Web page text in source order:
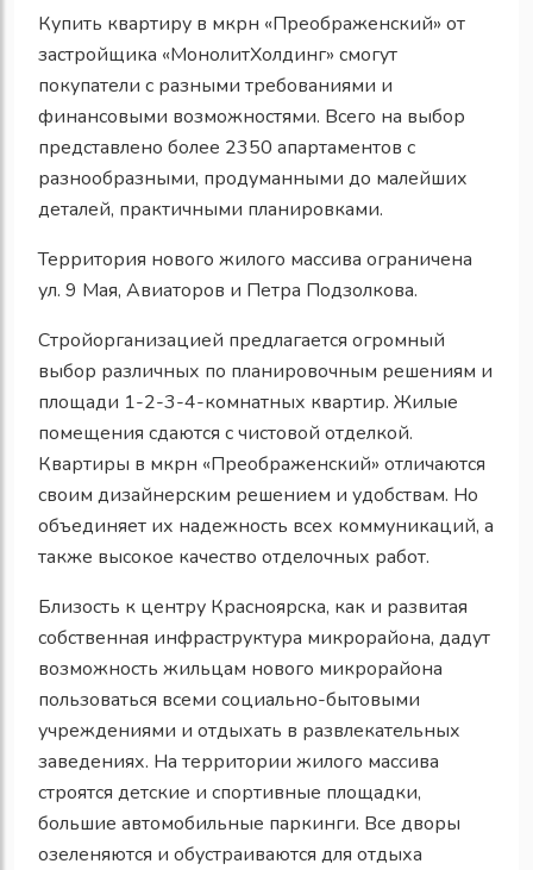
Купить квартиру в мкрн «Преображенский» от
застройщика «МонолитХолдинг» смогут
покупатели с разными требованиями и
финансовыми возможностями. Всего на выбор
представлено более 2350 апартаментов с
разнообразными, продуманными до малейших
деталей, практичными планировками.
Территория нового жилого массива ограничена
ул. 9 Мая, Авиаторов и Петра Подзолкова.
Стройорганизацией предлагается огромный
выбор различных по планировочным решениям и
площади 1-2-3-4-комнатных квартир. Жилые
помещения сдаются с чистовой отделкой.
Квартиры в мкрн «Преображенский» отличаются
своим дизайнерским решением и удобствам. Но
объединяет их надежность всех коммуникаций, а
также высокое качество отделочных работ.
Близость к центру Красноярска, как и развитая
собственная инфраструктура микрорайона, дадут
возможность жильцам нового микрорайона
пользоваться всеми социально-бытовыми
учреждениями и отдыхать в развлекательных
заведениях. На территории жилого массива
строятся детские и спортивные площадки,
большие автомобильные паркинги. Все дворы
озеленяются и обустраиваются для отдыха